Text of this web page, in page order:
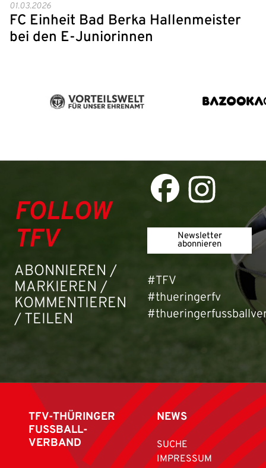
01.03.2026
FC Einheit Bad Berka Hallenmeister
bei den E-Juniorinnen
FOLLOW
TFV
ABONNIEREN /
MARKIEREN /
KOMMENTIEREN
/ TEILEN
Newsletter
abonnieren
#TFV
#thueringerfv
TFV-THÜRINGER
FUSSBALL-
VERBAND
NEWS
SUCHE
IMPRESSUM